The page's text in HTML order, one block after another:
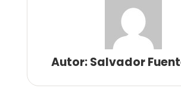
Autor: Salvador